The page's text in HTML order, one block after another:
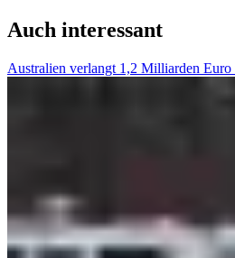
Auch interessant
Australien verlangt 1,2 Milliarden